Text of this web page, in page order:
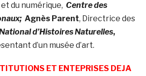
du numérique, Centre des
Agnès Parent, Directrice des
d’Histoires Naturelles,
d’un musée d’art.
ET ENTEPRISES DEJA